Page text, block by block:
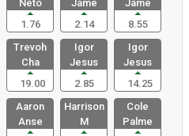
Neto
1.76
Jame
2.14
Jame
8.55
Trevoh
Cha
19.00
Igor
Jesus
2.85
Igor
Jesus
14.25
Aaron
Anse
Harrison
M
Cole
Palme